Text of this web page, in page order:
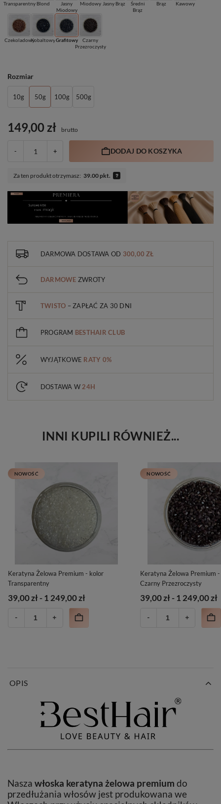
Transparentny Blond
Jasny
Miodowy
Miodowy Jasny Brąz
Średni
Brąz
Brąz Kawowy
CzekoladowyKobaltowyGrafitowy
Czarny
Przezroczysty
Rozmiar
10g 50g 100g 500g
149,00 zł brutto
- + DODAJ DO KOSZYKA
Za ten produkt otrzymasz: 39.00 pkt.
DARMOWA DOSTAWA OD 300,00 ZŁ
DARMOWE ZWROTY
TWISTO – ZAPŁAĆ ZA 30 DNI
PROGRAM BESTHAIR CLUB
WYJĄTKOWE RATY 0%
DOSTAWA W 24H
INNI KUPILI RÓWNIEŻ...
NOWOŚĆ
Keratyna Żelowa Premium - kolor
Transparentny
39,00 zł-1 249,00 zł
NOWOŚĆ
Keratyna Żelowa Premium
Czarny Przezroczysty
39,00 zł-1 249,00 zł
OPIS
Nasza włoska keratyna żelowa premium do
przedłużania włosów jest produkowana we